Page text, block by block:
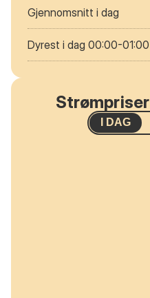
Gjennomsnitt i dag
Dyrest i dag 00:00-01:00
I DAG